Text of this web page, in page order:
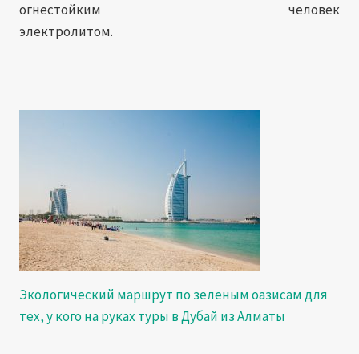
огнестойким
электролитом.
человек
Экологический маршрут по зеленым оазисам для
тех, у кого на руках туры в Дубай из Алматы